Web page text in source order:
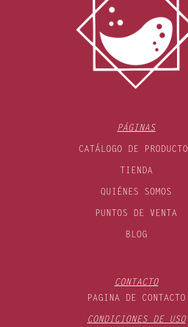
PÁGINAS
CATÁLOGO DE
TIENDA
QUIÉNES SOMOS
PUNTOS DE VENTA
BLOG
CONTACTO
PAGINA DE CONTACTO
CONDICIONES DE USO